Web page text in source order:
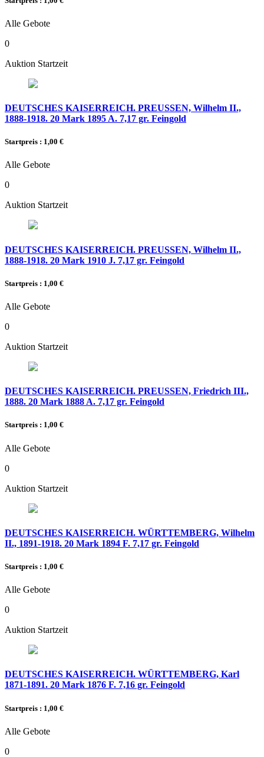
Alle Gebote
0
Auktion Startzeit
DEUTSCHES KAISERREICH. PREUSSEN, Wilhelm II.,
1888-1918. 20 Mark 1895 A. 7,17 gr. Feingold
Startpreis : 1,00 €
Alle Gebote
0
Auktion Startzeit
DEUTSCHES KAISERREICH. PREUSSEN, Wilhelm II.,
1888-1918. 20 Mark 1910 J. 7,17 gr. Feingold
Startpreis : 1,00 €
Alle Gebote
0
Auktion Startzeit
DEUTSCHES KAISERREICH. PREUSSEN, Friedrich III.,
1888. 20 Mark 1888 A. 7,17 gr. Feingold
Startpreis : 1,00 €
Alle Gebote
0
Auktion Startzeit
DEUTSCHES KAISERREICH. WÜRTTEMBERG, Wilhelm
II., 1891-1918. 20 Mark 1894 F. 7,17 gr. Feingold
Startpreis : 1,00 €
Alle Gebote
0
Auktion Startzeit
DEUTSCHES KAISERREICH. WÜRTTEMBERG, Karl
1871-1891. 20 Mark 1876 F. 7,16 gr. Feingold
Startpreis : 1,00 €
Alle Gebote
0